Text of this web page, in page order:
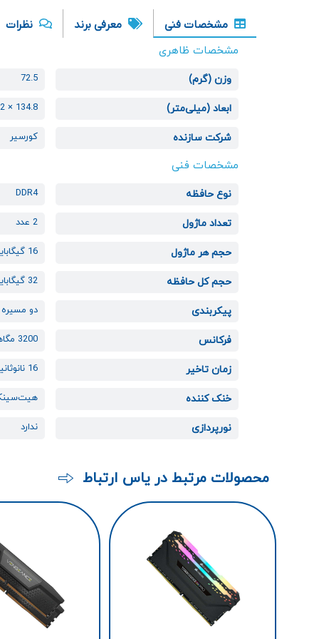
مشخصات فنی معرفی برند نظرات
مشخصات ظاهری
وزن (گرم) 72.5
ابعاد (میلی‌متر) 134.8 × 33.2 × 6.8
شرکت سازنده کورسیر
مشخصات فنی
نوع حافظه DDR4
تعداد ماژول 2 عدد
حجم هر ماژول 16 گیگابایت
حجم کل حافظه 32 گیگابایت
پیکربندی دو مسیره
فرکانس 3200 مگاهرتز
زمان تاخیر 16 نانو‌ثانیه
خنک کننده
نورپردازی ندارد
محصولات مرتبط در یاس ارتباط